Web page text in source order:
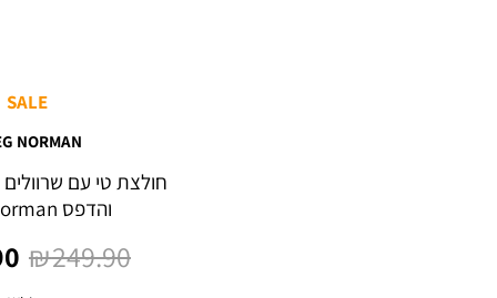
SALE
NORMAN
חולצת טי עם
והדפס Greg Norman
₪
מחיר
249.90 ₪